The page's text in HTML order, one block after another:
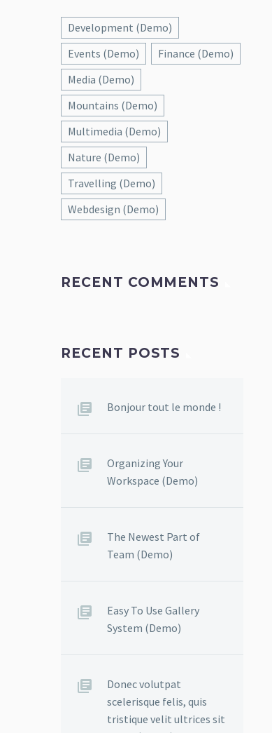
Development (Demo)
Events (Demo)
Finance (Demo)
Media (Demo)
Mountains (Demo)
Multimedia (Demo)
Nature (Demo)
Travelling (Demo)
Webdesign (Demo)
RECENT COMMENTS
RECENT POSTS
Bonjour tout le monde !
Organizing Your
Workspace (Demo)
The Newest Part of
Team (Demo)
Easy To Use Gallery
System (Demo)
Donec volutpat
scelerisque felis, quis
tristique velit ultrices sit